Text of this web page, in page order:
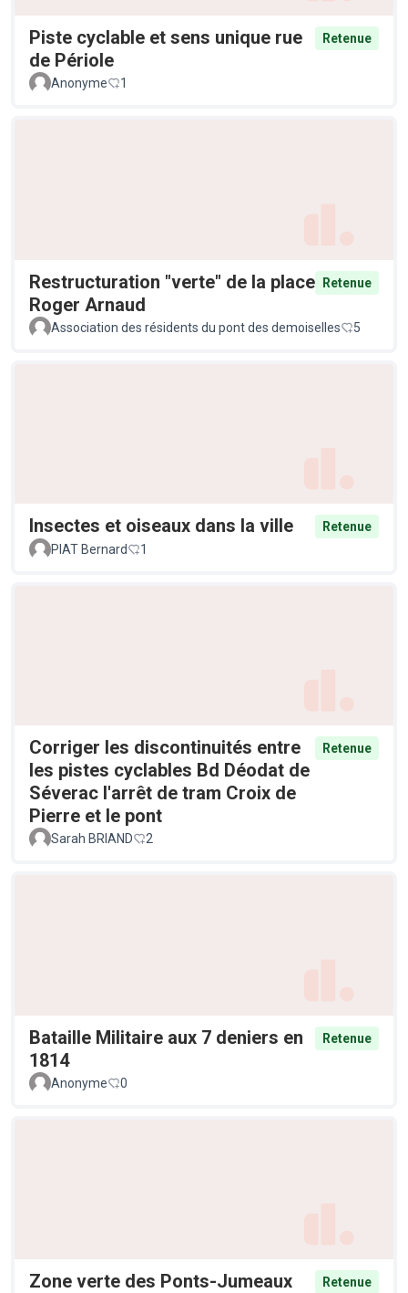
Piste cyclable et sens unique rue
de Périole
Retenue
Anonyme 1
Restructuration "verte" de la place
Roger Arnaud
Retenue
Association des résidents du pont des demoiselles 5
Insectes et oiseaux dans la ville
Retenue
PIAT Bernard
1
Corriger les discontinuités entre
les pistes cyclables Bd Déodat de
Séverac l'arrêt de tram Croix de
Pierre et le pont
Retenue
Sarah BRIAND 2
Bataille Militaire aux 7 deniers en
1814
Retenue
Anonyme 0
Zone verte des Ponts-Jumeaux
Retenue